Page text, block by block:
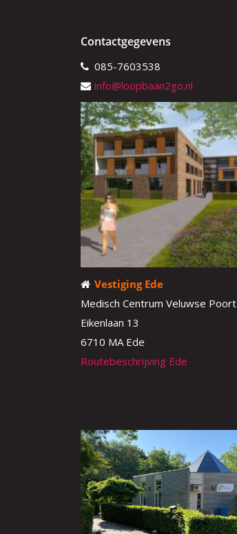
Contactgegevens
085-7603538
info@loopbaan2go.nl
Vestiging Ede
Medisch Centrum Veluwse Poort
Eikenlaan 13
6710 MA Ede
Routebeschrijving Ede